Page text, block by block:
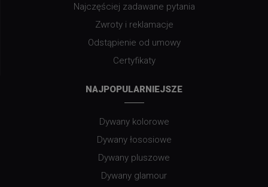
Najczęściej zadawane pytania
Zwroty i reklamacje
Odstąpienie od umowy
Certyfikaty
NAJPOPULARNIEJSZE
Dywany kolorowe
Dywany łososiowe
Dywany pluszowe
Dywany glamour